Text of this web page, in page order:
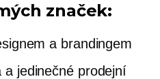
značek:
a brandingem
a jedinečné prodejní